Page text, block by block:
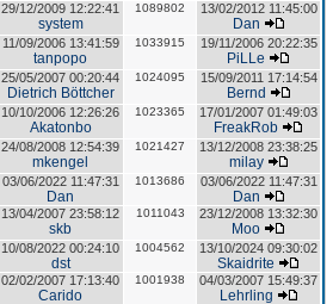
29/12/2009 12:22:41
system
1089802 13/02/2012 11:45:00
Dan
11/09/2006 13:41:59
tanpopo
1033915 19/11/2006 20:22:35
PiLLe
25/05/2007 00:20:44
Dietrich Böttcher
1024095 15/09/2011 17:14:54
Bernd
10/10/2006 12:26:26
Akatonbo
1023365 17/01/2007 01:49:03
FreakRob
24/08/2008 12:54:39
mkengel
1021427 13/12/2008 23:38:25
milay
03/06/2022 11:47:31
Dan
1013686 03/06/2022 11:47:31
Dan
13/04/2007 23:58:12
skb
1011043 23/12/2008 13:32:30
Moo
10/08/2022 00:24:10
dst
1004562 13/10/2024 09:30:02
Skaidrite
02/02/2007 17:13:40
Carido
1001938 04/03/2007 15:49:37
Lehrling